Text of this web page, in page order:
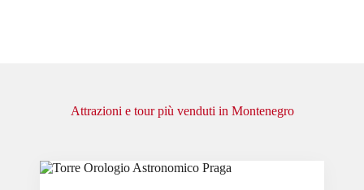
Attrazioni e tour più venduti in Montenegro